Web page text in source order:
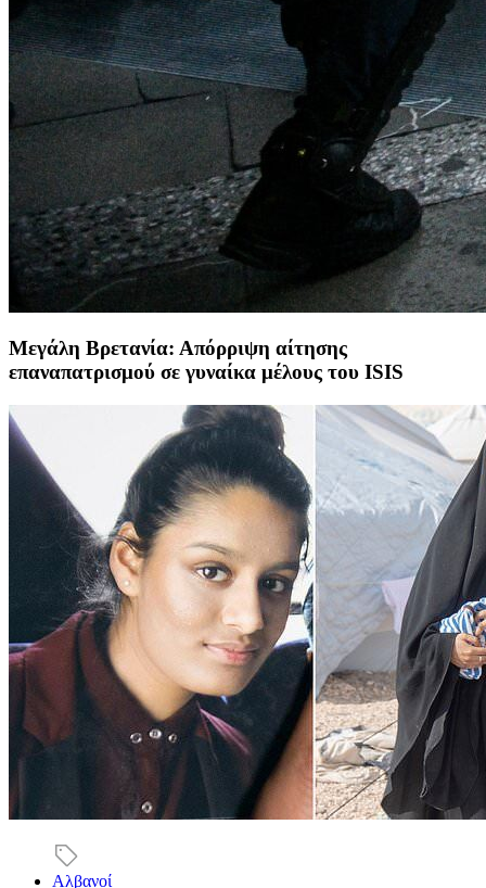
Μεγάλη Βρετανία: Απόρριψη αίτησης
επαναπατρισμού σε γυναίκα μέλους του ISIS
Αλβανοί